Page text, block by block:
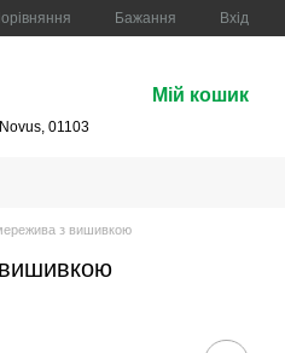
Бажання Вхід
01103
Мій кошик
з вишивкою
вишивкою